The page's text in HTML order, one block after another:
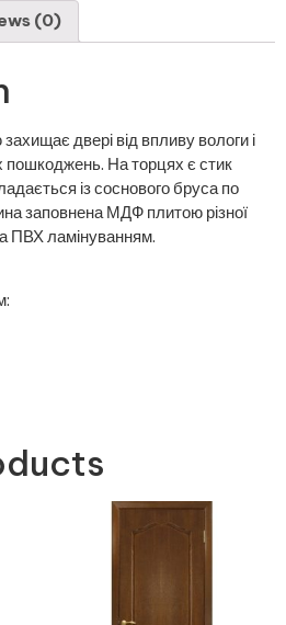
(0)
двері від впливу вологи і
пошкоджень. На торцях є стик
із соснового бруса по
заповнена МДФ плитою різної
ПВХ ламінуванням.